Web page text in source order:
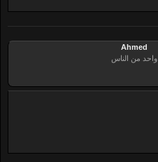
Ahmed
واحد من الناس